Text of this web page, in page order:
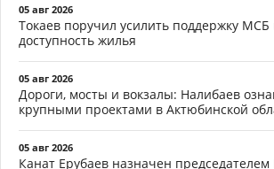
05 авг 2026
Токаев поручил усилить поддержку
доступность жилья
05 авг 2026
Дороги, мосты и вокзалы: Налибаев
крупными проектами в Актюбинской
05 авг 2026
Канат Ерубаев назначен председателем